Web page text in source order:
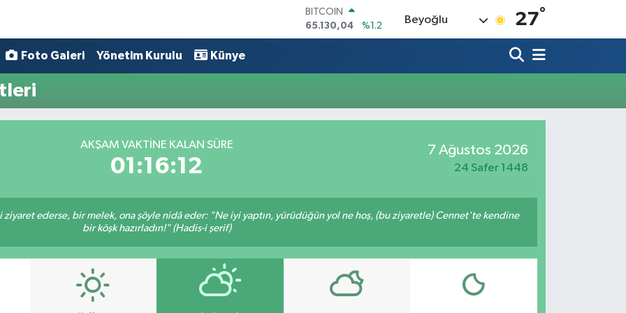
BITCOIN
65.130,04
%1.2
DOLAR
64,4046
%0.35
Beyoğlu 27°
Foto Galeri Yönetim Kurulu Künye
AKŞAM VAKTINE KALAN SÜRE
01:16:12
7 Ağustos 2026
24 Safer 1448
ziyaret ederse, bir melek, ona şöyle nidâ eder: "Ne iyi yaptın, yürüdüğün yol ne hoş, (bu ziyaretle) Cennet'te kendine
bir köşk hazırladın!" (Hadis-i şerif)